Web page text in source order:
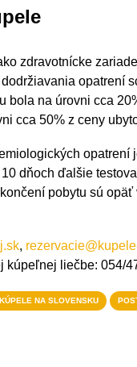
zdravotnícke
opatrení
bola na úrovni cca
cca 50% z ceny
dňoch ďalšie
pobytu sú
,
kúpeľnej liečbe: 054/
KÚPELE NA SLOVENSKU